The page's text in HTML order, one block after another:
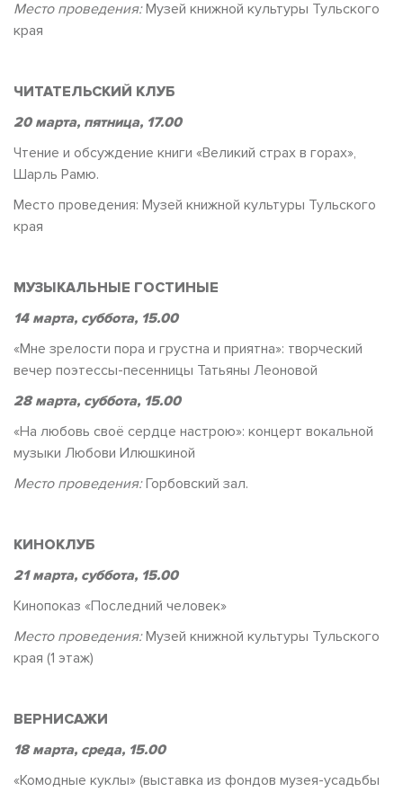
Место проведения:Музей книжной культуры Тульского
края
ЧИТАТЕЛЬСКИЙ КЛУБ
20 марта, пятница, 17.00
Чтение и обсуждение книги «Великий страх в горах»,
Шарль Рамю.
Место проведения: Музей книжной культуры Тульского
края
МУЗЫКАЛЬНЫЕ ГОСТИНЫЕ
14 марта, суббота, 15.00
«Мне зрелости пора и грустна и приятна»: творческий
вечер поэтессы-песенницы Татьяны Леоновой
28 марта, суббота, 15.00
«На любовь своё сердце настрою»: концерт вокальной
музыки Любови Илюшкиной
Место проведения:Горбовский зал.
КИНОКЛУБ
21 марта, суббота, 15.00
Кинопоказ «Последний человек»
Место проведения:Музей книжной культуры Тульского
края (1 этаж)
ВЕРНИСАЖИ
18 марта, среда, 15.00
«Комодные куклы» (выставка из фондов музея-усадьбы